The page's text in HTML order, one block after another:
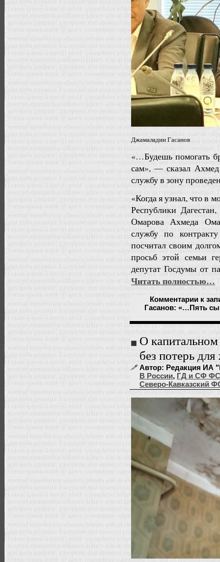
Джамаладин Гасанов
«…Будешь помогать
сам», — сказал
службу в зону
«Когда я узнал, что в
Республики
Омарова Ахмеда
службу по
посчитал своим
просьб этой семьи
депутат Госдумы от
Читать полностью…
Комментарии к
Гасанов: «…Пять
О
без потерь
Автор: Редакция ИА
В России, ГД и СФ
Северо-Кавказский